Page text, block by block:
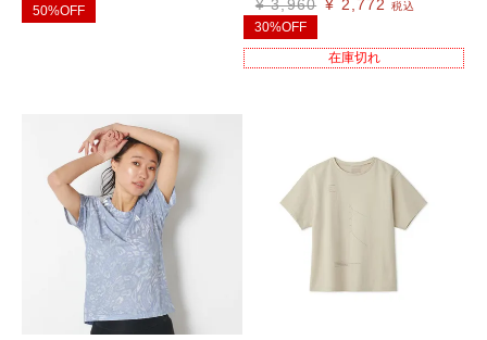
50%OFF ¥ 3,960 ¥ 2,772 税込
30%OFF
在庫切れ